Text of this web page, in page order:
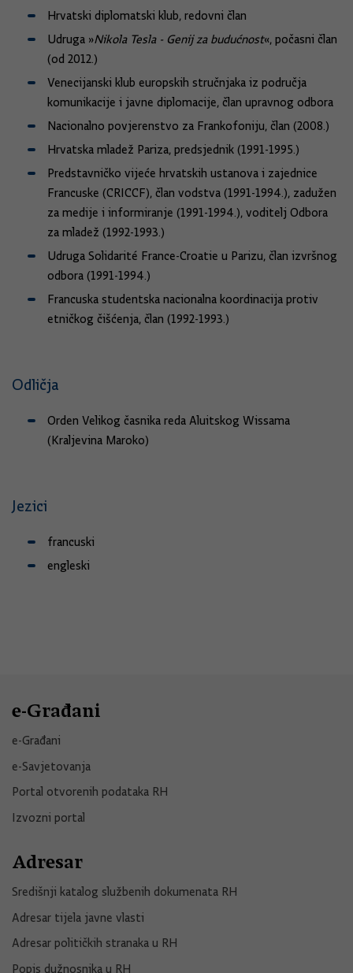
Hrvatski diplomatski klub, redovni član
Udruga »Nikola Tesla - Genij za budućnost«, počasni član
(od 2012.)
Venecijanski klub europskih stručnjaka iz područja
komunikacije i javne diplomacije, član upravnog odbora
Nacionalno povjerenstvo za Frankofoniju, član (2008.)
Hrvatska mladež Pariza, predsjednik (1991-1995.)
Predstavničko vijeće hrvatskih ustanova i zajednice
Francuske (CRICCF), član vodstva (1991-1994.), zadužen
za medije i informiranje (1991-1994.), voditelj Odbora
za mladež (1992-1993.)
Udruga Solidarité France-Croatie u Parizu, član izvršnog
odbora (1991-1994.)
Francuska studentska nacionalna koordinacija protiv
etničkog čišćenja, član (1992-1993.)
Odličja
Orden Velikog časnika reda Aluitskog Wissama
(Kraljevina Maroko)
Jezici
francuski
engleski
e-Građani
e-Građani
e-Savjetovanja
Portal otvorenih podataka RH
Izvozni portal
Adresar
Središnji katalog službenih dokumenata RH
Adresar tijela javne vlasti
Adresar političkih stranaka u RH
Popis dužnosnika u RH